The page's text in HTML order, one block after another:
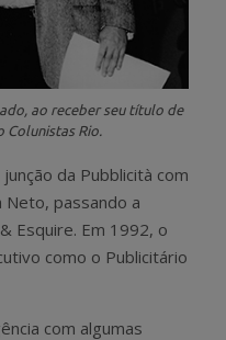
ao receber seu título de
Colunistas Rio.
da Pubblicità com
Neto, passando a
Esquire. Em 1992, o
como o Publicitário
com algumas